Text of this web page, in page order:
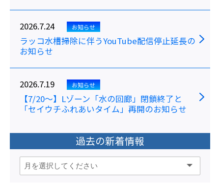
2026.7.24 お知らせ
ラッコ水槽掃除に伴うYouTube配信停止延長の
お知らせ
2026.7.19 お知らせ
【7/20～】Lゾーン「水の回廊」閉鎖終了と
「セイウチふれあいタイム」再開のお知らせ
過去の新着情報